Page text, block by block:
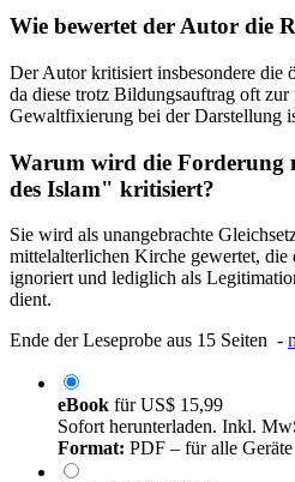
Wie bewertet der Autor die
Der Autor kritisiert insbesondere die
da diese trotz Bildungsauftrag oft
Gewaltfixierung bei der Darstellung
Warum wird die
des Islam" kritisiert?
Sie wird als unangebrachte
mittelalterlichen Kirche gewertet, die
ignoriert und lediglich als
dient.
Ende der Leseprobe aus 15 Seiten -
eBook fürUS$ 15,99
Sofort herunterladen. Inkl.
Format: PDF – für alle Geräte